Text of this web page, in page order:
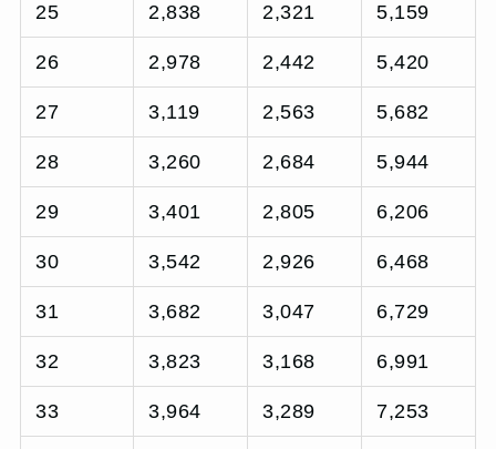
25 2,838 2,321 5,159
26 2,978 2,442 5,420
27 3,119 2,563 5,682
28 3,260 2,684 5,944
29 3,401 2,805 6,206
30 3,542 2,926 6,468
31 3,682 3,047 6,729
32 3,823 3,168 6,991
33 3,964 3,289 7,253